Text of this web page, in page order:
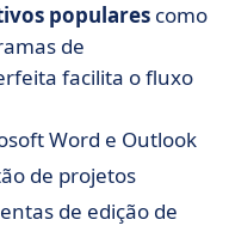
populares como
de
facilita o fluxo
Word e Outlook
de projetos
de edição de